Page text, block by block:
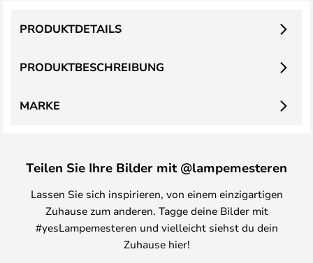
PRODUKTBESCHREIBUNG
PRODUKTDETAILS
MARKE
Teilen Sie Ihre Bilder mit @lampemesteren
Lassen Sie sich inspirieren, von einem einzigartigen
Zuhause zum anderen. Tagge deine Bilder mit
#yesLampemesteren und vielleicht siehst du dein
Zuhause hier!